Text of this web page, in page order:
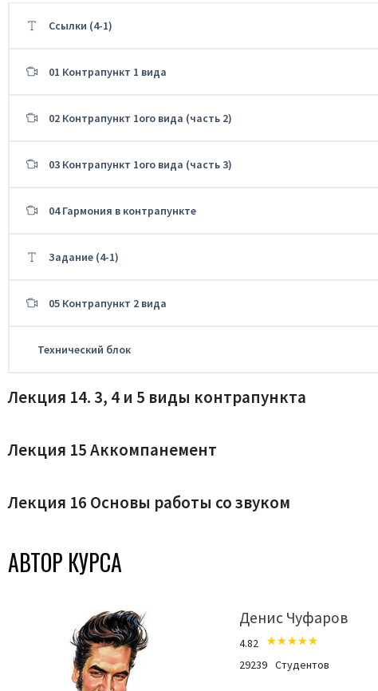
Ссылки (4-1)
01 Контрапункт 1 вида
02 Контрапункт 1ого вида (часть 2)
03 Контрапункт 1ого вида (часть 3)
04 Гармония в контрапункте
Задание (4-1)
05 Контрапункт 2 вида
Технический блок
Лекция 14. 3, 4 и 5 виды контрапункта
Лекция 15 Аккомпанемент
Лекция 16 Основы работы со звуком
АВТОР КУРСА
Денис Чуфаров
4.82
29239 Студентов